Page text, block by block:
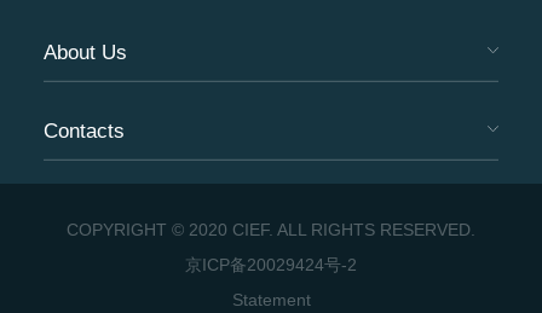
About Us
Contacts
COPYRIGHT © 2020 CIEF. ALL RIGHTS RESERVED.
京ICP备20029424号-2
Statement